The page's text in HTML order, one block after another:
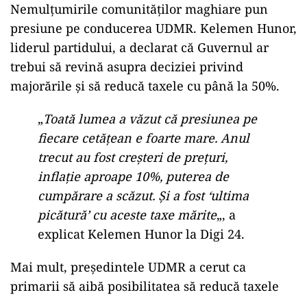
Nemulțumirile comunităților maghiare pun
presiune pe conducerea UDMR. Kelemen Hunor,
liderul partidului, a declarat că Guvernul ar
trebui să revină asupra deciziei privind
majorările și să reducă taxele cu până la 50%.
„Toată lumea a văzut că presiunea pe
fiecare cetățean e foarte mare. Anul
trecut au fost creșteri de prețuri,
inflație aproape 10%, puterea de
cumpărare a scăzut. Și a fost ‘ultima
picătură’ cu aceste taxe mărite„, a
explicat Kelemen Hunor la Digi 24.
Mai mult, președintele UDMR a cerut ca
primarii să aibă posibilitatea să reducă taxele